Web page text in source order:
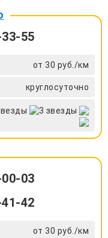
55
от 30 руб./км
круглосуточно
03
42
от 30 руб./км